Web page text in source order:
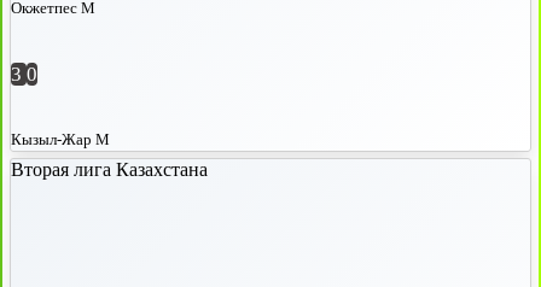
Окжетпес М
3 0
Кызыл-Жар М
Вторая лига Казахстана